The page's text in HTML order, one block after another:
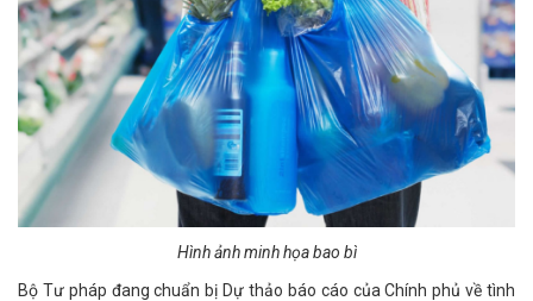
Hình ảnh minh họa bao bì
Bộ Tư pháp đang chuẩn bị Dự thảo báo cáo của Chính phủ về tình